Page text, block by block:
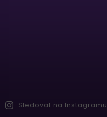
Sledovat na Instagramu